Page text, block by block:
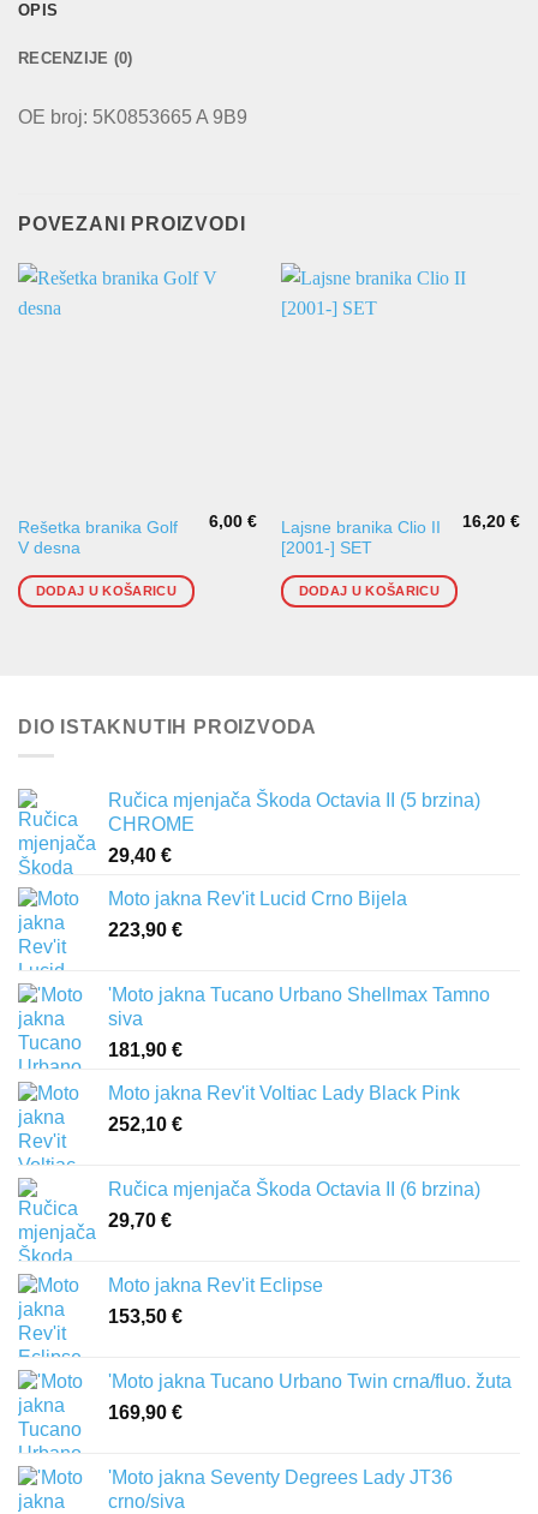
OPIS
RECENZIJE (0)
OE broj: 5K0853665 A 9B9
POVEZANI PROIZVODI
Rešetka branika Golf
V desna
6,00€
DODAJ U KOŠARICU
Lajsne branika Clio II
[2001-] SET
16,20€
DODAJ U KOŠARICU
DIO ISTAKNUTIH PROIZVODA
Ručica mjenjača Škoda Octavia II (5 brzina)
CHROME
29,40 €
Moto jakna Rev'it Lucid Crno Bijela
223,90 €
'Moto jakna Tucano Urbano Shellmax Tamno
siva
181,90 €
Moto jakna Rev'it Voltiac Lady Black Pink
252,10 €
Ručica mjenjača Škoda Octavia II (6 brzina)
29,70 €
Moto jakna Rev'it Eclipse
153,50 €
'Moto jakna Tucano Urbano Twin crna/fluo. žuta
169,90 €
'Moto jakna Seventy Degrees Lady JT36
crno/siva